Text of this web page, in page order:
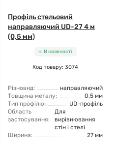
Профіль стельовий
направляючий UD-27 4 м
(0,5 мм)
В наявності
Код товару: 3074
Різновид:
направляючий
Товщина металу:
0,5 мм
Тип профілю:
UD-профіль
Область
застосування:
Для
вирівнювання
стін і стелі
Ширина:
27 мм